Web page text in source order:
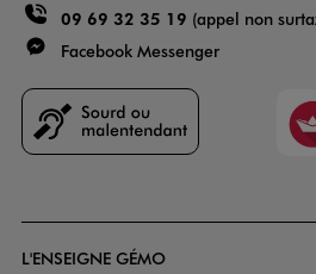
09 69 32 35 19 (appel non
Facebook Messenger
L'ENSEIGNE GÉMO